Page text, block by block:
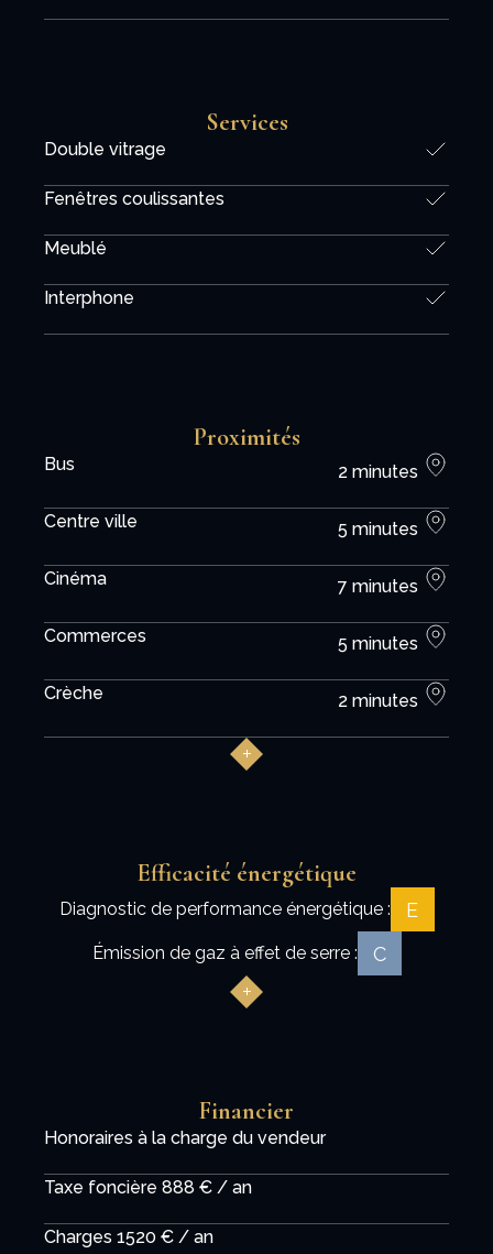
Services
Double vitrage
Fenêtres coulissantes
Meublé
Interphone
Proximités
Bus 2 minutes
Centre ville 5 minutes
Cinéma 7 minutes
Commerces 5 minutes
Crèche 2 minutes
Efficacité énergétique
Diagnostic de performance énergétique : E
Émission de gaz à effet de serre : C
Financier
Honoraires à la charge du vendeur
Taxe foncière 888 € / an
Charges 1520 € / an